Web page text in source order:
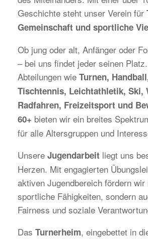
Geschichte steht unser Verein für
Gemeinschaft und sportliche
Ob jung oder alt, Anfänger oder
– bei uns findet jeder seinen
Abteilungen wie Turnen,
Tischtennis, Leichtathletik, Ski,
Radfahren, Freizeitsport und
60+ bieten wir ein breites
für alle Altersgruppen und
Unsere Jugendarbeit liegt uns
Herzen. Mit engagierten
aktiven Jugendbereich fördern
sportliche Fähigkeiten, sondern
Fairness und soziale
Das Turnerheim, eingebettet in